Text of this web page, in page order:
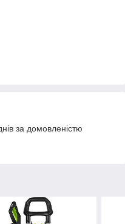
за домовленістю